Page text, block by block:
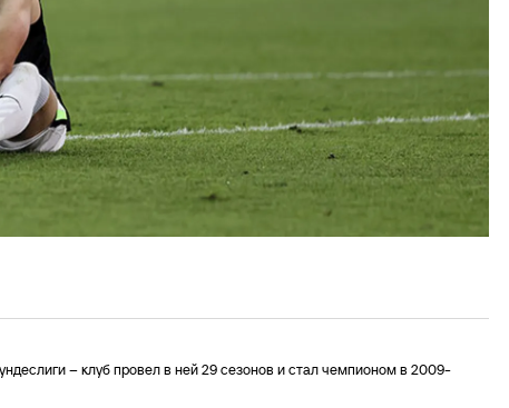
– клуб провел в ней 29 сезонов и стал чемпионом в 2009-